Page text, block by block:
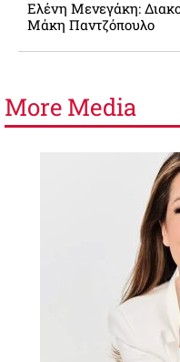
Ελένη Μενεγάκη:
Μάκη Παντζόπουλο
More Media